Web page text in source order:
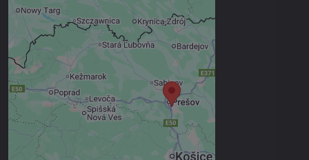
Externý obsah je blokovaný
Voľbami súkromia
Prajete si načítať externý obsah?
Povoliť tentokrát
Povoliť a zapamätať - súhlas s
druhom cookie: Funkčné